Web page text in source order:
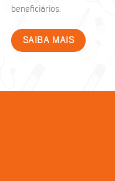
beneficiários.
SAIBA MAIS